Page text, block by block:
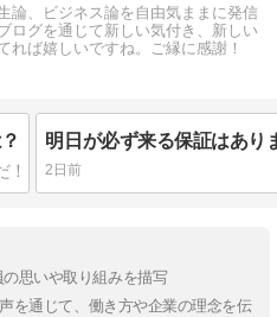
論、ビジネス論を自由気ままに発信
ログを通じて新しい気付き、新しい
れば嬉しいですね。ご縁に感謝！
2日前
思いや取り組みを描写
を通じて、働き方や企業の理念を伝